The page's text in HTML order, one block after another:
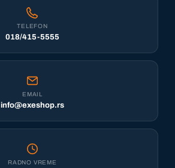
TELEFON
018/415-5555
EMAIL
info@exeshop.rs
RADNO VREME